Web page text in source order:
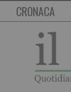
CRONACA